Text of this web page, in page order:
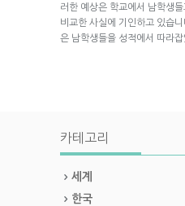
러한 예상은 학교에서 남학생
비교한 사실에 기인하고 있습
은 남학생들을 성적에서 따라
카테고리
세계
한국